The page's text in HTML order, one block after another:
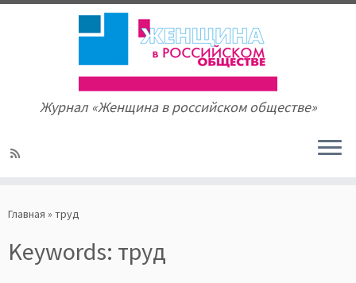
to
Журнал «Женщина в российском обществе»
Главная » труд
Keywords: труд